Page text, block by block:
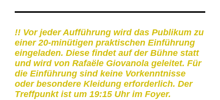
!! Vor jeder Aufführung wird das Publikum zu
einer 20-minütigen praktischen Einführung
eingeladen. Diese findet auf der Bühne statt
und wird von Rafaële Giovanola geleitet. Für
die Einführung sind keine Vorkenntnisse
oder besondere Kleidung erforderlich. Der
Treffpunkt ist um 19:15 Uhr im Foyer.